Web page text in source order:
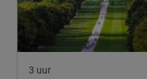
3 uur